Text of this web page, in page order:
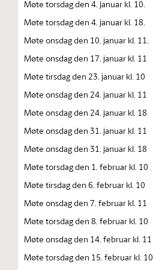
Møte torsdag den 4. januar kl. 10.
Møte torsdag den 4. januar kl. 18.
Møte onsdag den 10. januar kl. 11.
Møte onsdag den 17. januar kl. 11
Møte tirsdag den 23. januar kl. 10
Møte onsdag den 24. januar kl. 11
Møte onsdag den 24. januar kl. 18
Møte onsdag den 31. januar kl. 11
Møte onsdag den 31. januar kl. 18
Møte torsdag den 1. februar kl. 10
Møte tirsdag den 6. februar kl. 10
Møte onsdag den 7. februar kl. 11
Møte torsdag den 8. februar kl. 10
Møte onsdag den 14. februar kl. 11
Møte torsdag den 15. februar kl. 10